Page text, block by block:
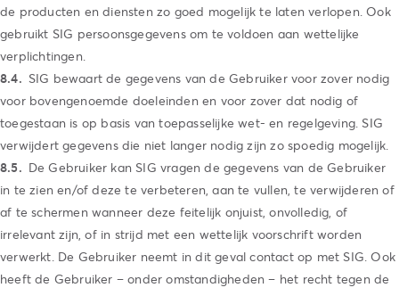
de producten en diensten zo goed mogelijk te laten verlopen. Ook
gebruikt SIG persoonsgegevens om te voldoen aan wettelijke
verplichtingen.
SIG bewaart de gegevens van de Gebruiker voor zover nodig
voor bovengenoemde doeleinden en voor zover dat nodig of
toegestaan is op basis van toepasselijke wet- en regelgeving. SIG
verwijdert gegevens die niet langer nodig zijn zo spoedig mogelijk.
De Gebruiker kan SIG vragen de gegevens van de Gebruiker
in te zien en/of deze te verbeteren, aan te vullen, te verwijderen of
af te schermen wanneer deze feitelijk onjuist, onvolledig, of
irrelevant zijn, of in strijd met een wettelijk voorschrift worden
verwerkt. De Gebruiker neemt in dit geval contact op met SIG. Ook
heeft de Gebruiker – onder omstandigheden – het recht tegen de